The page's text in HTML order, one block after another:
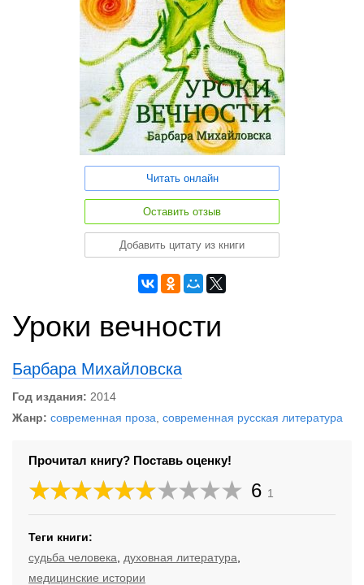
Читать онлайн
Оставить отзыв
Добавить цитату из книги
Уроки вечности
Барбара Михайловска
Год издания: 2014
Жанр: современная проза современная русская литература
Прочитал книгу? Поставь оценку!
6 1
Теги книги:
судьба человека
духовная литература
медицинские истории